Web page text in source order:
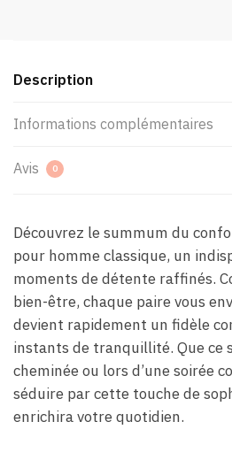
Description
Informations complémentaires
Avis 0
Découvrez le summum du
pour homme classique, un
moments de détente raffinés.
bien-être, chaque paire vous
devient rapidement un fidèle
instants de tranquillité. Que ce
cheminée ou lors d’une soirée
séduire par cette touche de
enrichira votre quotidien.